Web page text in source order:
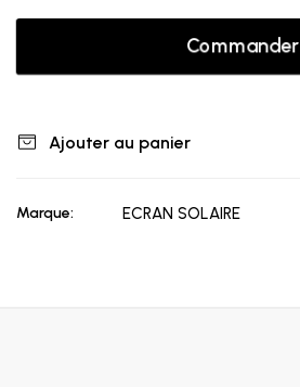
Commander
Ajouter au panier
Marque: ECRAN SOLAIRE